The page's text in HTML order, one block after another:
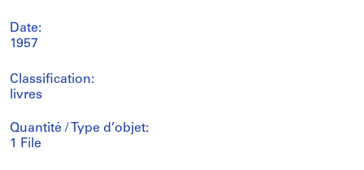
Date:
1957
Classification:
livres
Quantité / Type d’objet:
1 File